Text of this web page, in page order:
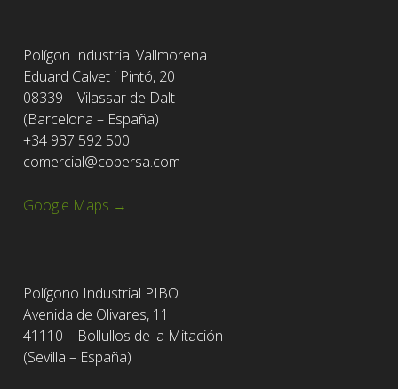
Polígon Industrial Vallmorena
Eduard Calvet i Pintó, 20
08339 – Vilassar de Dalt
(Barcelona – España)
+34 937 592 500
comercial@copersa.com
Google Maps →
Polígono Industrial PIBO
Avenida de Olivares, 11
41110 – Bollullos de la Mitación
(Sevilla – España)